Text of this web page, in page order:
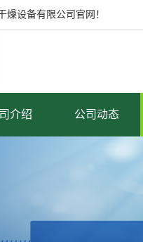
燥设备有限公司官网！
介绍 公司动态